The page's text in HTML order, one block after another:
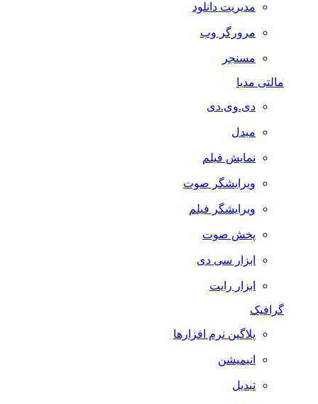
مدیریت دانلود
مرورگر وب
مسنجر
مالتی مدیا
دی.وی.دی
مبدل
نمایش فیلم
ویرایشگر صوت
ویرایشگر فیلم
پخش صوت
ابزار سی دی
ابزار رایت
گرافیک
پلاگین نرم افزارها
انیمیشن
تبدیل